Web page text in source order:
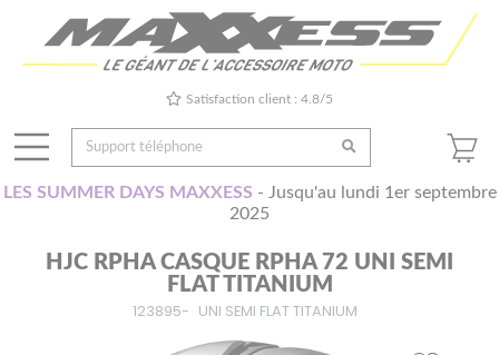
Satisfaction client : 4.8/5
LES SUMMER DAYS MAXXESS - Jusqu'au lundi 1er septembre
2025
HJC RPHA CASQUE RPHA 72 UNI SEMI
FLAT TITANIUM
123895- UNI SEMI FLAT TITANIUM